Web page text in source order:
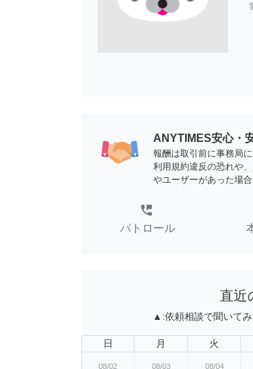
ANYTIMES安心・
報酬は取引前に事務局
利用規約違反の恐れや
やユーザーがあった場
perm_phone_msg
パトロール
直近
▲:依頼相談で聞いて
日 月 火
08/02 08/03 08/04